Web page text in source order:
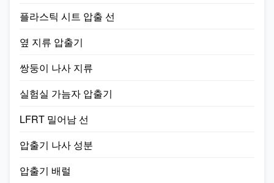
플라스틱 시트 압출 선
옆 지류 압출기
쌍둥이 나사 지류
실험실 가늠자 압출기
LFRT 밀어남 선
압출기 나사 성분
압출기 배럴